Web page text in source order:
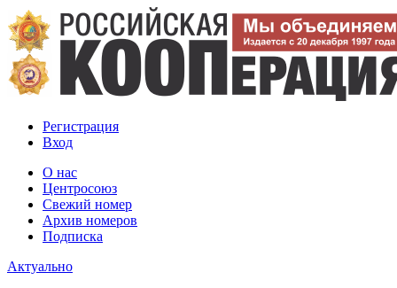
Регистрация
Вход
О нас
Центросоюз
Свежий номер
Архив номеров
Подписка
Актуально